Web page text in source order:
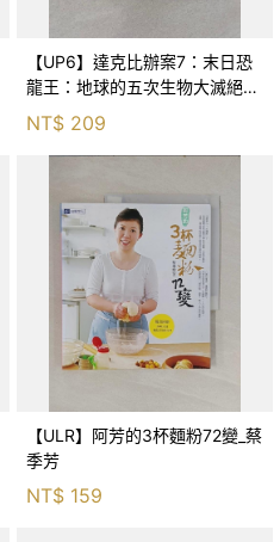
【UP6】達克比辦案7：末日恐
龍王：地球的五次生物大滅絕_
胡妙芬
NT$ 209
【ULR】阿芳的3杯麵粉72變_蔡
季芳
NT$ 159